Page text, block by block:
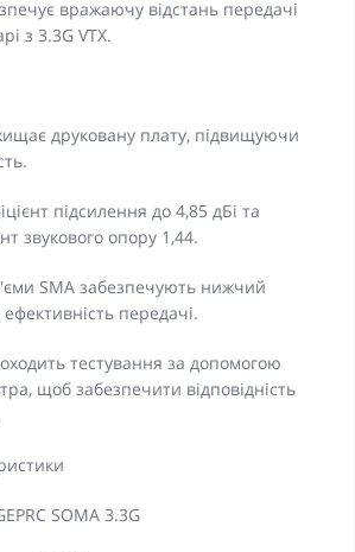
вражаючу відстань передачі
з 3.3G VTX.
друковану плату, підвищуючи
підсилення до 4,85 дБі та
звукового опору 1,44.
SMA забезпечують нижчий
передачі.
тестування за допомогою
щоб забезпечити відповідність
SOMA 3.3G